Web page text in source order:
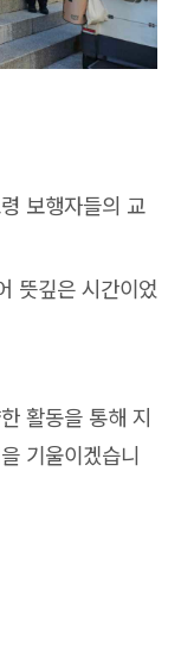
보행자들의 교
뜻깊은 시간이었
활동을 통해 지
기울이겠습니